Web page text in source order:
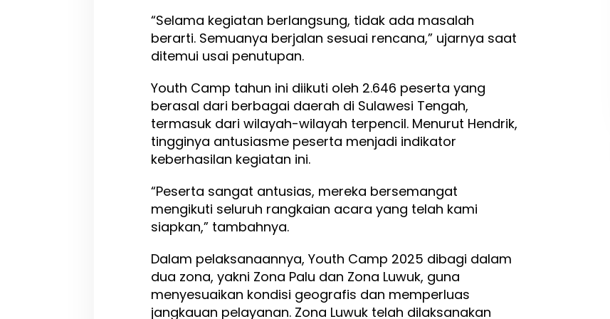
b
e
k
a
S
e
m
n
g
t
e
l
y
a
n
a
n
“Selama kegiatan berlangsung, tidak ada masalah
berarti. Semuanya berjalan sesuai rencana,” ujarnya saat
ditemui usai penutupan.
Youth Camp tahun ini diikuti oleh 2.646 peserta yang
berasal dari berbagai daerah di Sulawesi Tengah,
termasuk dari wilayah-wilayah terpencil. Menurut Hendrik,
tingginya antusiasme peserta menjadi indikator
keberhasilan kegiatan ini.
“Peserta sangat antusias, mereka bersemangat
mengikuti seluruh rangkaian acara yang telah kami
siapkan,” tambahnya.
Dalam pelaksanaannya, Youth Camp 2025 dibagi dalam
dua zona, yakni Zona Palu dan Zona Luwuk, guna
menyesuaikan kondisi geografis dan memperluas
jangkauan pelayanan. Zona Luwuk telah dilaksanakan